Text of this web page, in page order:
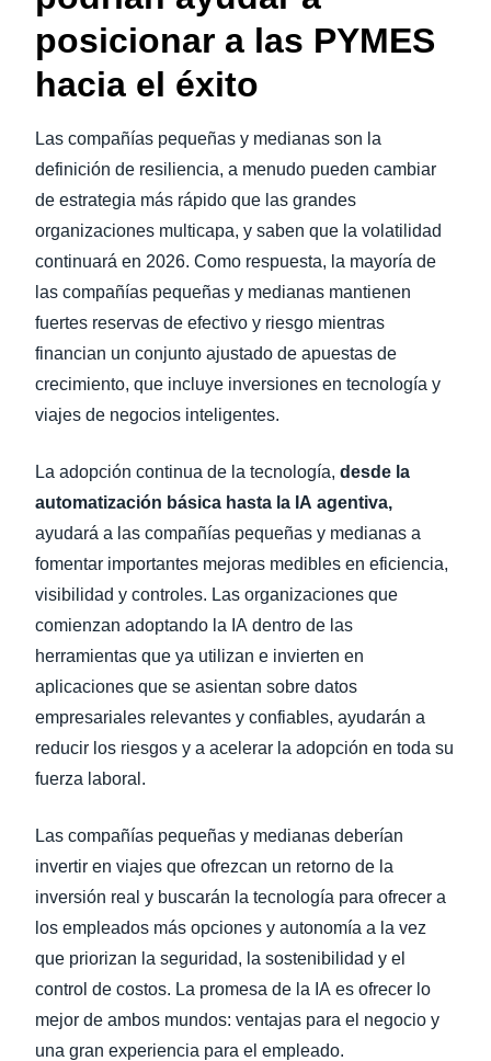
posicionar a las PYMES
hacia el éxito
Las compañías pequeñas y medianas son la
definición de resiliencia, a menudo pueden cambiar
de estrategia más rápido que las grandes
organizaciones multicapa, y saben que la volatilidad
continuará en 2026. Como respuesta, la mayoría de
las compañías pequeñas y medianas mantienen
fuertes reservas de efectivo y riesgo mientras
financian un conjunto ajustado de apuestas de
crecimiento, que incluye inversiones en tecnología y
viajes de negocios inteligentes.
La adopción continua de la tecnología, desde la
automatización básica hasta la IA agentiva,
ayudará a las compañías pequeñas y medianas a
fomentar importantes mejoras medibles en eficiencia,
visibilidad y controles. Las organizaciones que
comienzan adoptando la IA dentro de las
herramientas que ya utilizan e invierten en
aplicaciones que se asientan sobre datos
empresariales relevantes y confiables, ayudarán a
reducir los riesgos y a acelerar la adopción en toda su
fuerza laboral.
Las compañías pequeñas y medianas deberían
invertir en viajes que ofrezcan un retorno de la
inversión real y buscarán la tecnología para ofrecer a
los empleados más opciones y autonomía a la vez
que priorizan la seguridad, la sostenibilidad y el
control de costos. La promesa de la IA es ofrecer lo
mejor de ambos mundos: ventajas para el negocio y
una gran experiencia para el empleado.